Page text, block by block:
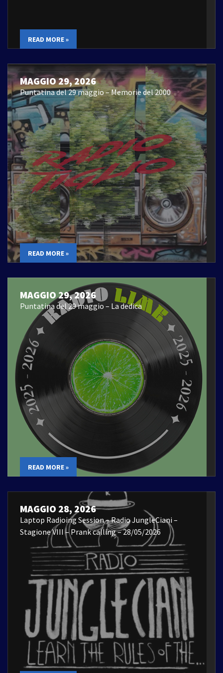
READ MORE »
MAGGIO 29, 2026
Puntatina del 29 maggio – Memorie del 2000
READ MORE »
MAGGIO 29, 2026
Puntatina del 29 maggio – La dedica
READ MORE »
MAGGIO 28, 2026
Laptop Radioing Session – Radio JungleCiani –
Stagione VIII – Prank calling – 28/05/2026